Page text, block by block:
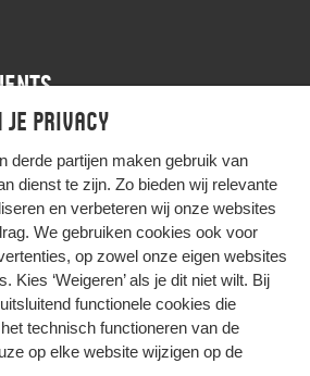
je privacy
derde partijen maken gebruik van
dienst te zijn. Zo bieden wij relevante
en verbeteren wij onze websites
We gebruiken cookies ook voor
op zowel onze eigen websites
Kies ‘Weigeren’ als je dit niet wilt. Bij
functionele cookies die
technisch functioneren van de
op elke website wijzigen op de
ALLES SAMEN